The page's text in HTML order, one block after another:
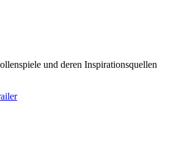
und deren Inspirationsquellen